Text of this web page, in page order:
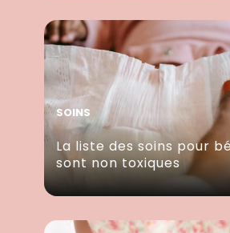
SOINS
La liste des soins pour
sont non toxiques